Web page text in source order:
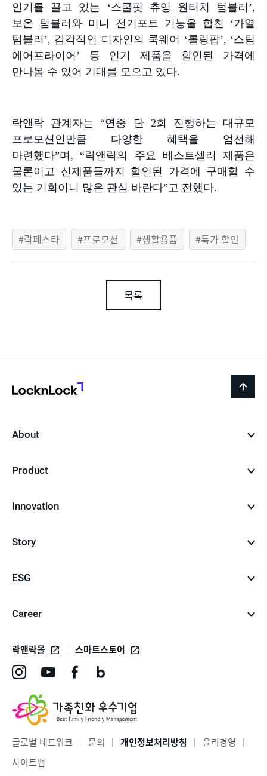
인기를 끌고 있는 ‘스쿨핏 츄잉 원터치 텀블러 ’,
보온 텀블러와 미니 전기포트 기능을 합친
‘가열
텀블러 ’, 감각적인 디자인의 쿡웨어 ‘롤링팝’, ‘스팀
에어프라이어 ’ 등 인기 제품을 할인된 가격에
만나볼 수 있어 기대를 모으고 있다.
락앤락 관계자는 “연중 단2회 진행하는 대규모
프로모션인만큼 다양한 혜택을 엄선해
마련했다”며 , “락앤락의 주요 베스트셀러 제품은
물론이고 신제품들까지 할인된 가격에 구매할 수
있는 기회이니 많은 관심 바란다”고 전했다.
락페스타 프로모션 생활용품 특가 할인
목록
back
About
Product
Innovation
Story
ESG
Career
락앤락몰 스마트스토어
스
타
램
바
브
로
스
바
버
로
글로벌 네트워크 문의 개인정보처리방침
윤리경영
사이트맵